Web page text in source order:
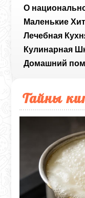
О
Маленькие
Лечебная
Кулинарная
Домашний
Тайны